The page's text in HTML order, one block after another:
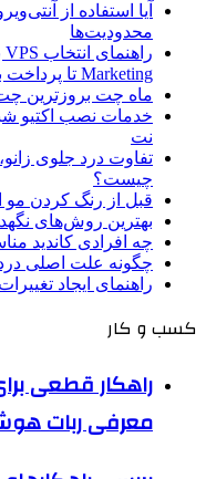
آیا استفاده از
محدودیت‌ها
Marketing تا پرداخت با ارز دیجیتال
ماه چت بروزترین
خدمات نصب اکتیو
نت
تفاوت درد جلوی
چیست؟
قبل از رنگ کردن مو
بهترین روش‌های
چه افرادی کاندید
چگونه علت اصلی
راهنمای ایجاد
کسب و کار
راهکار قطعی
معرفی ربات